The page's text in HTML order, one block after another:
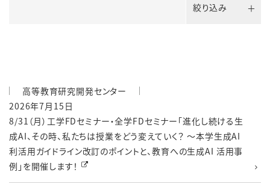
絞り込み
高等教育研究開発センター
2026年7月15日
8/31（月）工学FDセミナー・全学FDセミナー「進化し続ける生
成AI、その時、私たちは授業をどう変えていく？ 〜本学生成AI
利活用ガイドライン改訂のポイントと、教育への生成AI 活用事
例」を開催します！